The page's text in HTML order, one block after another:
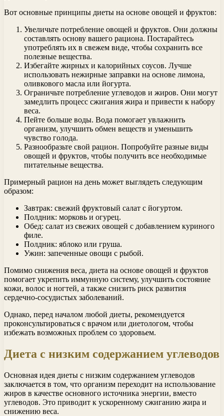
Вот основные принципы диеты на основе овощей и фруктов:
Увеличьте потребление овощей и фруктов. Они должны
составлять основу вашего рациона. Постарайтесь
употреблять их в свежем виде, чтобы сохранить все
полезные вещества.
Избегайте жирных и калорийных соусов. Лучше
использовать нежирные заправки на основе лимона,
оливкового масла или йогурта.
Ограничьте потребление углеводов и жиров. Они могут
замедлить процесс сжигания жира и привести к набору
веса.
Пейте больше воды. Вода помогает увлажнить
организм, улучшить обмен веществ и уменьшить
чувство голода.
Разнообразьте свой рацион. Попробуйте разные виды
овощей и фруктов, чтобы получить все необходимые
питательные вещества.
Примерный рацион на день может выглядеть следующим
образом:
Завтрак: свежий фруктовый салат с йогуртом.
Полдник: морковь и огурец.
Обед: салат из свежих овощей с добавлением куриного
филе.
Полдник: яблоко или груша.
Ужин: запеченные овощи с рыбой.
Помимо снижения веса, диета на основе овощей и фруктов
помогает укрепить иммунную систему, улучшить состояние
кожи, волос и ногтей, а также снизить риск развития
сердечно-сосудистых заболеваний.
Однако, перед началом любой диеты, рекомендуется
проконсультироваться с врачом или диетологом, чтобы
избежать возможных проблем со здоровьем.
Диета с низким содержанием углеводов
Основная идея диеты с низким содержанием углеводов
заключается в том, что организм переходит на использование
жиров в качестве основного источника энергии, вместо
углеводов. Это приводит к ускоренному сжиганию жира и
снижению веса.